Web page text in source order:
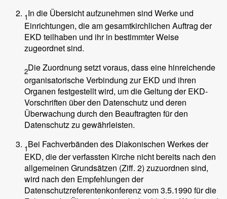
1In die Übersicht aufzunehmen sind Werke und
Einrichtungen, die am gesamtkirchlichen Auftrag der
EKD teilhaben und ihr in bestimmter Weise
zugeordnet sind.
2Die Zuordnung setzt voraus, dass eine hinreichende
organisatorische Verbindung zur EKD und ihren
Organen festgestellt wird, um die Geltung der EKD-
Vorschriften über den Datenschutz und deren
Überwachung durch den Beauftragten für den
Datenschutz zu gewährleisten.
1Bei Fachverbänden des Diakonischen Werkes der
EKD, die der verfassten Kirche nicht bereits nach den
allgemeinen Grundsätzen (Ziff. 2) zuzuordnen sind,
wird nach den Empfehlungen der
Datenschutzreferentenkonferenz vom 3.5.1990 für die